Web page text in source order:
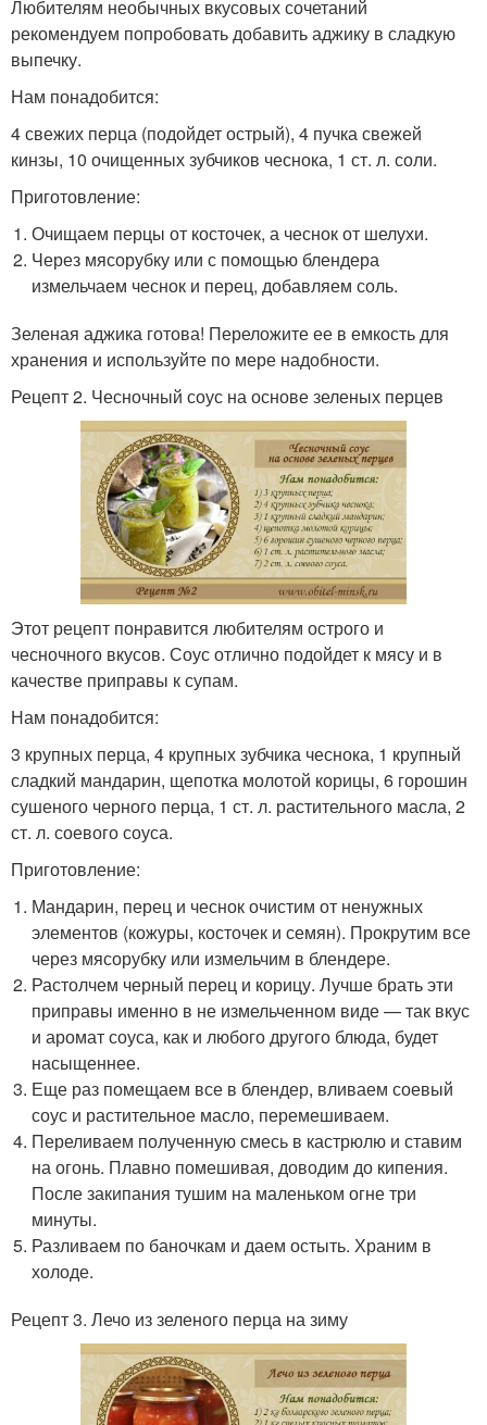
Любителям необычных вкусовых сочетаний
рекомендуем попробовать добавить аджику в сладкую
выпечку.
Нам понадобится:
4 свежих перца (подойдет острый), 4 пучка свежей
кинзы, 10 очищенных зубчиков чеснока, 1 ст. л. соли.
Приготовление:
Очищаем перцы от косточек, а чеснок от шелухи.
Через мясорубку или с помощью блендера
измельчаем чеснок и перец, добавляем соль.
Зеленая аджика готова! Переложите ее в емкость для
хранения и используйте по мере надобности.
Рецепт 2. Чесночный соус на основе зеленых перцев
Этот рецепт понравится любителям острого и
чесночного вкусов. Соус отлично подойдет к мясу и в
качестве приправы к супам.
Нам понадобится:
3 крупных перца, 4 крупных зубчика чеснока, 1 крупный
сладкий мандарин, щепотка молотой корицы, 6 горошин
сушеного черного перца, 1 ст. л. растительного масла, 2
ст. л. соевого соуса.
Приготовление:
Мандарин, перец и чеснок очистим от ненужных
элементов (кожуры, косточек и семян). Прокрутим все
через мясорубку или измельчим в блендере.
Растолчем черный перец и корицу. Лучше брать эти
приправы именно в не измельченном виде — так вкус
и аромат соуса, как и любого другого блюда, будет
насыщеннее.
Еще раз помещаем все в блендер, вливаем соевый
соус и растительное масло, перемешиваем.
Переливаем полученную смесь в кастрюлю и ставим
на огонь. Плавно помешивая, доводим до кипения.
После закипания тушим на маленьком огне три
минуты.
Разливаем по баночкам и даем остыть. Храним в
холоде.
Рецепт 3. Лечо из зеленого перца на зиму